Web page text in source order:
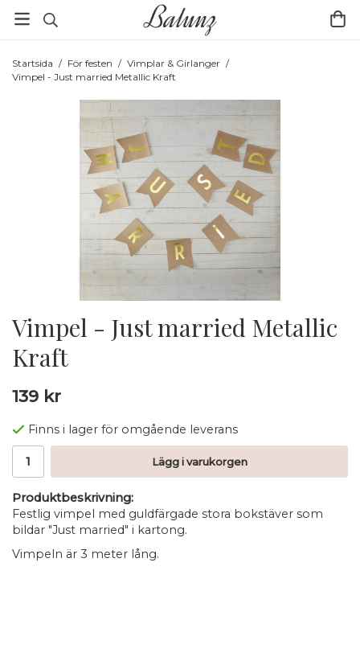
Startsida / För festen / Vimplar & Girlanger /
Vimpel - Just married Metallic Kraft
Vimpel - Just married Metallic
Kraft
139 kr
Finns i lager för omgående leverans
Lägg i varukorgen
Produktbeskrivning:
Festlig vimpel med guldfärgade stora bokstäver som
bildar "Just married" i kartong.
Vimpeln är 3 meter lång.